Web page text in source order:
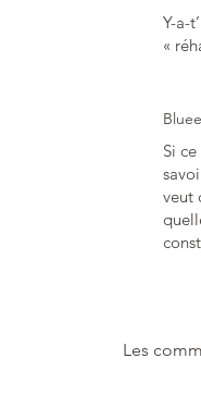
Y-a-
«
Si
veut
Les